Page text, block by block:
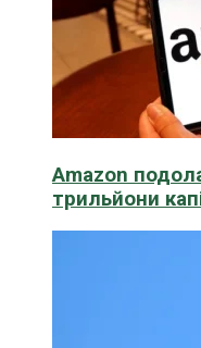
Amazon
трильйони